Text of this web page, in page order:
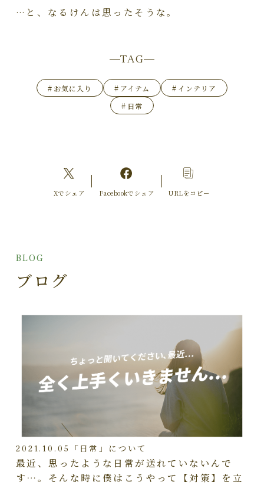
…と、なるけんは思ったそうな。
TAG
# お気に入り # アイテム # インテリア
# 日常
Xでシェア Facebookでシェア URLをコピー
BLOG
ブログ
2021.10.05 「日常」について
最近、思ったような日常が送れていないんで
す…。そんな時に僕はこうやって【対策】を立